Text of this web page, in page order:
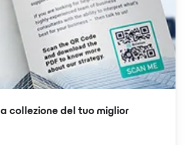
collezione del tuo miglior